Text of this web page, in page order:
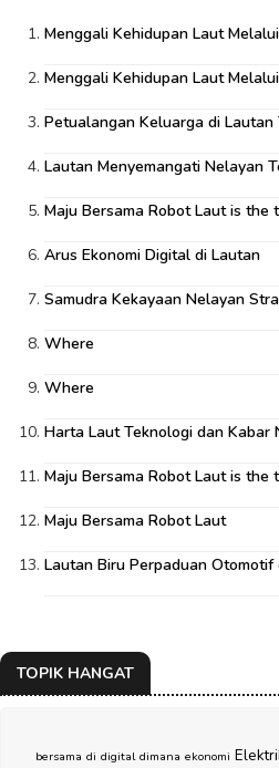
Menggali Kehidupan Laut
Menggali Kehidupan Laut
Petualangan Keluarga di
Lautan Menyemangati Nelayan
Maju Bersama Robot Laut is
Arus Ekonomi Digital di Lautan
Samudra Kekayaan Nelayan
Where
Where
Harta Laut Teknologi dan Kabar
Maju Bersama Robot Laut is
Maju Bersama Robot Laut
Lautan Biru Perpaduan
TOPIK HANGAT
bersama di digital dimana ekonomi